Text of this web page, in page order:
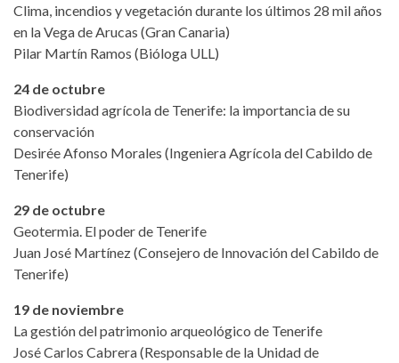
Clima, incendios y vegetación durante los últimos 28 mil años
en la Vega de Arucas (Gran Canaria)
Pilar Martín Ramos (Bióloga ULL)
24 de octubre
Biodiversidad agrícola de Tenerife: la importancia de su
conservación
Desirée Afonso Morales (Ingeniera Agrícola del Cabildo de
Tenerife)
29 de octubre
Geotermia. El poder de Tenerife
Juan José Martínez (Consejero de Innovación del Cabildo de
Tenerife)
19 de noviembre
La gestión del patrimonio arqueológico de Tenerife
José Carlos Cabrera (Responsable de la Unidad de